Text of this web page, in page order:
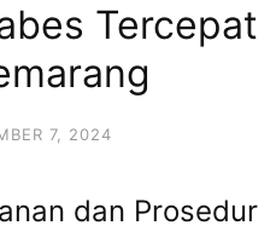
Tercepat
7, 2024
dan Prosedur